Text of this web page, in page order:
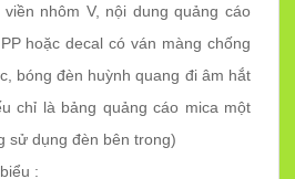
nhôm V, nội dung quảng cáo
hoặc decal có ván màng chống
bóng đèn huỳnh quang đi âm hắt
chỉ là bảng quảng cáo mica một
sử dụng đèn bên trong)
: